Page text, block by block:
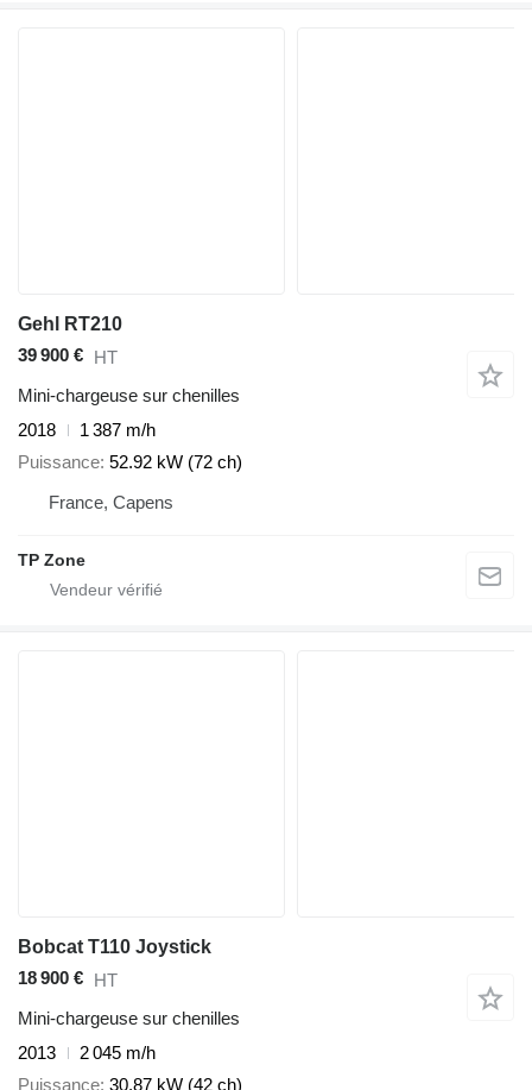
Gehl RT210
39 900 € HT
Mini-chargeuse sur chenilles
2018
1 387 m/h
Puissance 52.92 kW (72 ch)
France, Capens
TP Zone
Bobcat T110 Joystick
18 900 € HT
Mini-chargeuse sur chenilles
2013
2 045 m/h
Puissance 30.87 kW (42 ch)